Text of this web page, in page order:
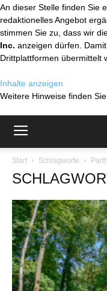
An dieser Stelle finden Sie
redaktionelles Angebot
stimmen Sie zu, dass wir
Inc. anzeigen dürfen.
Drittplattformen übermittelt
Inhalte anzeigen
Weitere Hinweise finden
Start Schlagworte